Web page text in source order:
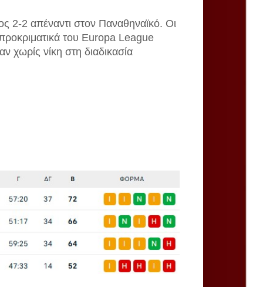
2-2 απέναντι στον Παναθηναϊκό. Οι
προκριματικά του Europa League
χωρίς νίκη στη διαδικασία